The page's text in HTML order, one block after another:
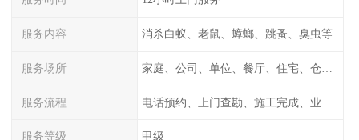
服务内容 消杀白蚁、老鼠、蟑螂、跳蚤、臭虫等
服务场所
服务流程
服务等级 甲级